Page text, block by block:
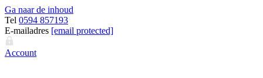
Ga naar de inhoud
Tel 0594 857193
E-mailadres [email protected]
Account